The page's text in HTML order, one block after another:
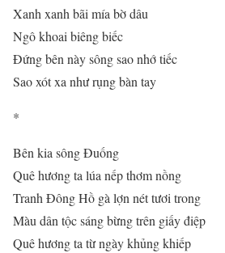
Xanh xanh bãi mía bờ dâu
Ngô khoai biêng biếc
Đứng bên này sông sao nhớ tiếc
Sao xót xa như rụng bàn tay
*
Bên kia sông Đuống
Quê hương ta lúa nếp thơm nồng
Tranh Đông Hồ gà lợn nét tươi trong
Màu dân tộc sáng bừng trên giấy điệp
Quê hương ta từ ngày khủng khiếp